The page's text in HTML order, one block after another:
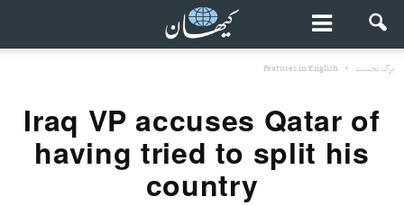
برگ نخست Features in English
Iraq VP accuses Qatar of
having tried to split his
country